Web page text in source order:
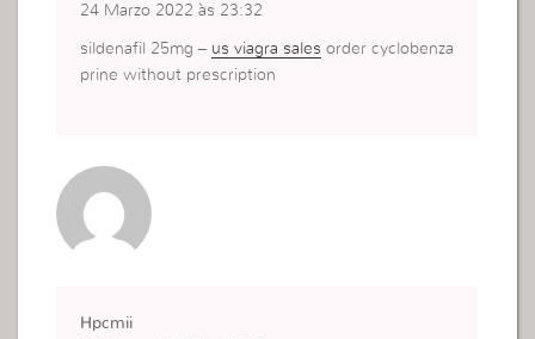
24 Marzo 2022 às 23:32
sildenafil 25mg – us viagra sales order cyclobenza
prine without prescription
Hpcmii